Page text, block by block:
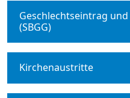
Geschlechtseintrag
(SBGG)
Kirchenaustritte